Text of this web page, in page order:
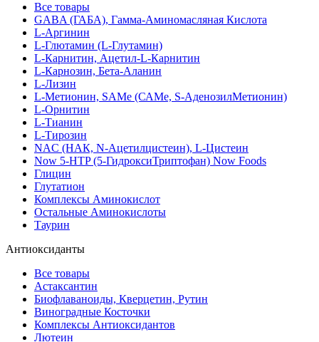
Все товары
GABA (ГАБА), Гамма-Аминомасляная Кислота
L-Аргинин
L-Глютамин (L-Глутамин)
L-Карнитин, Ацетил-L-Карнитин
L-Карнозин, Бета-Аланин
L-Лизин
L-Метионин, SAMe (САМе, S-АденозилМетионин)
L-Орнитин
L-Тианин
L-Тирозин
NAC (НАК, N-Ацетилцистеин), L-Цистеин
Now 5-HTP (5-ГидроксиТриптофан) Now Foods
Глицин
Глутатион
Комплексы Аминокислот
Остальные Аминокислоты
Таурин
Антиоксиданты
Все товары
Астаксантин
Биофлаваноиды, Кверцетин, Рутин
Виноградные Косточки
Комплексы Антиоксидантов
Лютеин